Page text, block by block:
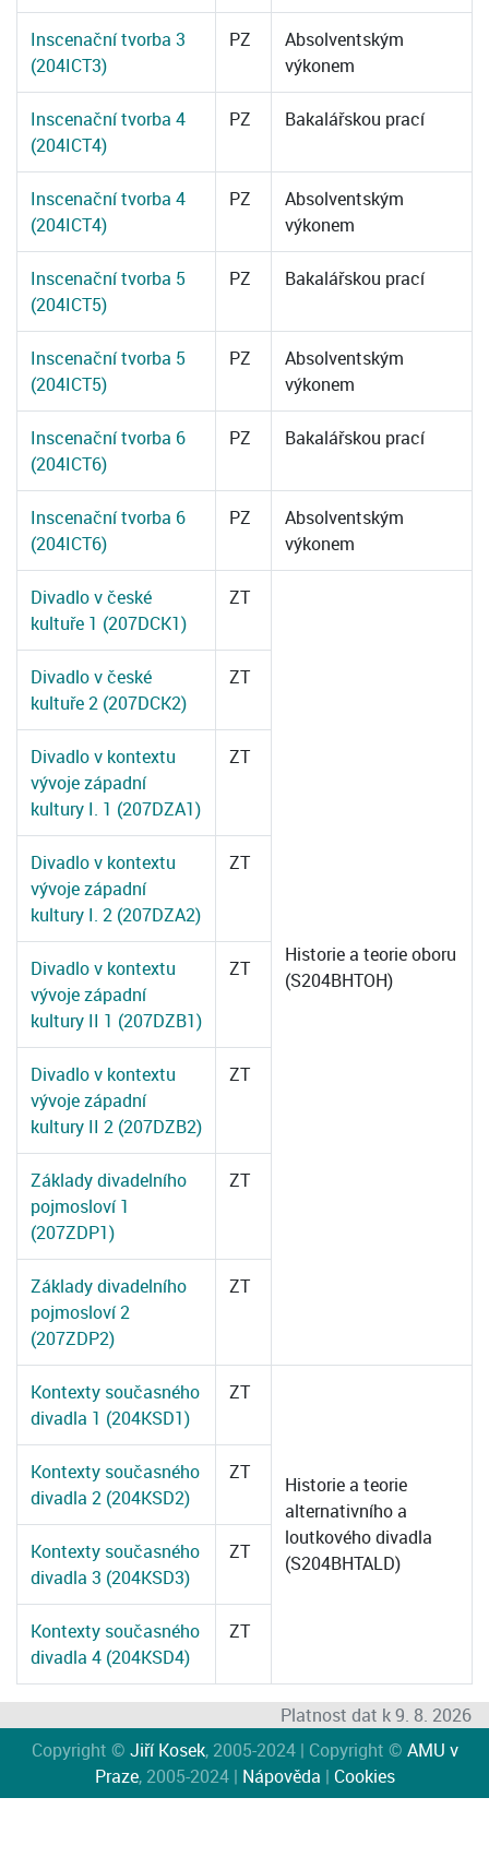
Inscenační tvorba 3
(204ICT3)
PZ
Absolventským
výkonem
Inscenační tvorba 4
(204ICT4)
PZ Bakalářskou prací
Inscenační tvorba 4
(204ICT4)
PZ
Absolventským
výkonem
Inscenační tvorba 5
(204ICT5)
PZ Bakalářskou prací
Inscenační tvorba 5
(204ICT5)
PZ
Absolventským
výkonem
Inscenační tvorba 6
(204ICT6)
PZ Bakalářskou prací
Inscenační tvorba 6
(204ICT6)
PZ
Absolventským
výkonem
Divadlo v české
kultuře 1 (207DCK1)
ZT
Historie a teorie oboru
(S204BHTOH)
Divadlo v české
kultuře 2 (207DCK2)
ZT
Divadlo v kontextu
vývoje západní
kultury I. 1 (207DZA1)
ZT
Divadlo v kontextu
vývoje západní
kultury I. 2 (207DZA2)
ZT
Divadlo v kontextu
vývoje západní
kultury II 1 (207DZB1)
ZT
Divadlo v kontextu
vývoje západní
kultury II 2 (207DZB2)
ZT
Základy divadelního
pojmosloví 1
(207ZDP1)
ZT
Základy divadelního
pojmosloví 2
(207ZDP2)
ZT
Kontexty současného
divadla 1 (204KSD1)
ZT
Historie a teorie
alternativního a
loutkového divadla
(S204BHTALD)
Kontexty současného
divadla 2 (204KSD2)
ZT
Kontexty současného
divadla 3 (204KSD3)
ZT
Kontexty současného
divadla 4 (204KSD4)
ZT
Platnost dat k 9. 8. 2026
Copyright © Jiří Kosek, 2005-2024 | Copyright © AMU v
Praze, 2005-2024 | Nápověda | Cookies